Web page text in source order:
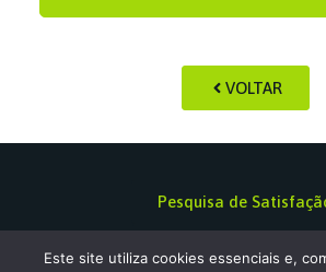
VOLTAR
Pesquisa de
Este site utiliza cookies essenciais e,